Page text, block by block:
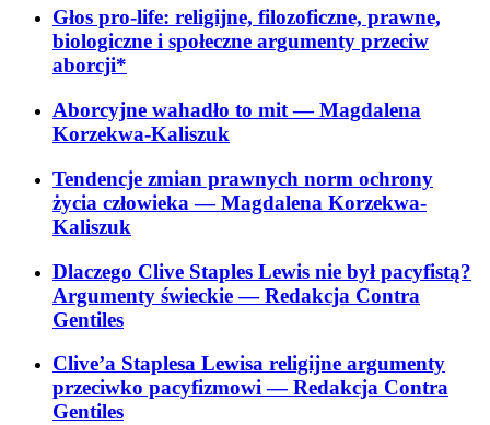
Głos pro-life: religijne, filozoficzne, prawne,
biologiczne i społeczne argumenty przeciw
aborcji*
Aborcyjne wahadło to mit— Magdalena
Korzekwa-Kaliszuk
Tendencje zmian prawnych norm ochrony
życia człowieka— Magdalena Korzekwa-
Kaliszuk
Dlaczego Clive Staples Lewis nie był pacyfistą?
Argumenty świeckie— Redakcja Contra
Gentiles
Clive’a Staplesa Lewisa religijne argumenty
przeciwko pacyfizmowi— Redakcja Contra
Gentiles